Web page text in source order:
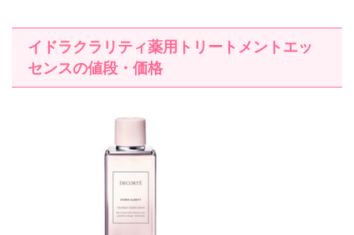
イドラクラリティ薬用トリートメントエッ
センスの値段・価格